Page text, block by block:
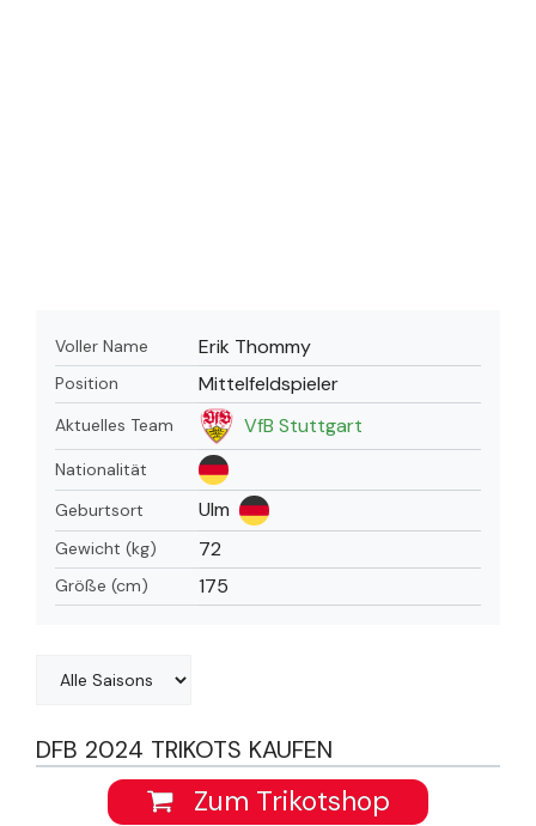
Voller Name Erik Thommy
Position Mittelfeldspieler
Aktuelles Team VfB Stuttgart
Nationalität
Geburtsort
Ulm
Gewicht (kg) 72
Größe (cm) 175
DFB 2024 TRIKOTS KAUFEN
Zum Trikotshop